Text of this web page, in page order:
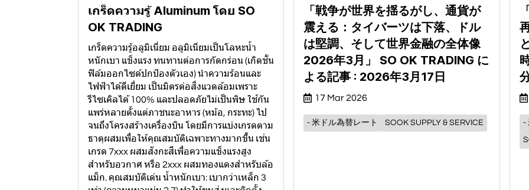
เกร็ดความรู้ Aluminum โดย SO
OK TRADING
เกร็ดความรู้อลูมิเนี่ยม อลูมิเนียมเป็นโลหะน้ำ
หนักเบา แข็งแรง ทนทานต่อการกัดกร่อน (เกิดชั้น
ฟิล์มออกไซด์ปกป้องตัวเอง) นำความร้อนและ
ไฟฟ้าได้ดีเยี่ยม เป็นมิตรต่อสิ่งแวดล้อมเพราะ
รีไซเคิลได้ 100% และปลอดภัยไม่เป็นพิษ ใช้กัน
แพร่หลายตั้งแต่ภาชนะอาหาร (หม้อ, กระทะ) ไป
จนถึงโครงสร้างเครื่องบิน โดยมีการแบ่งเกรดตาม
ธาตุผสมเพื่อให้คุณสมบัติเฉพาะทางมากขึ้น เช่น
เกรด 7xxx ผสมสังกะสีเพื่อความแข็งแรงสูง
สำหรับอวกาศ หรือ 2xxx ผสมทองแดงสำหรับล้อ
แม็ก. คุณสมบัติเด่น น้ำหนักเบา: เบากว่าเหล็ก 3
「戦争が世界を揺るがし、通貨が
震える：タイバーツは下落、ドル
は堅調、そして世界金融の全体像
2026年3月」 SO OK TRADING に
よる記事 : 2026年3月17日
17 Mar 2026
- 米ドル為替レート SOOK SUPPLY & SERVICE -